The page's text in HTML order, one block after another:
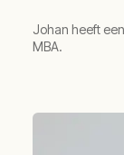
Johan heeft
MBA.